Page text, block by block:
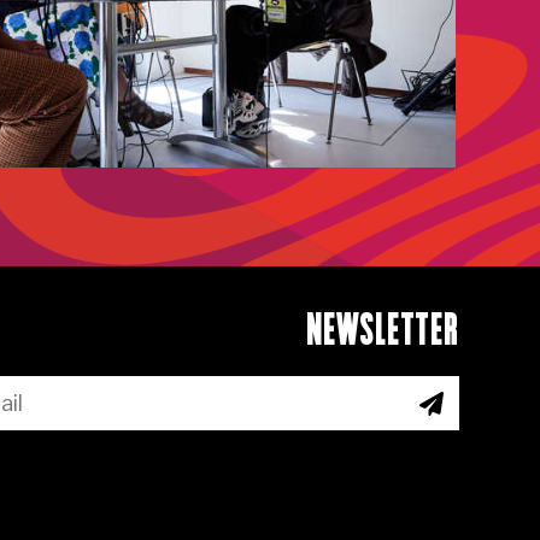
NEWSLETTER
ABONNEER